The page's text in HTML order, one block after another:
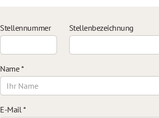
Stellennummer Stellenbezeichnung
Name*
E-Mail*